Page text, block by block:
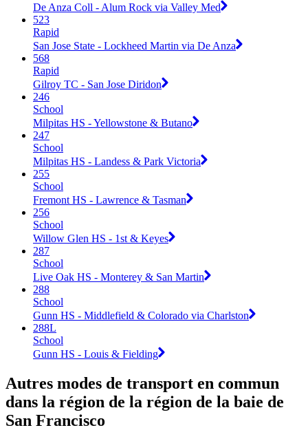
De Anza Coll - Alum Rock via Valley Med
523
Rapid
San Jose State - Lockheed Martin via De Anza
568
Rapid
Gilroy TC - San Jose Diridon
246
School
Milpitas HS - Yellowstone & Butano
247
School
Milpitas HS - Landess & Park Victoria
255
School
Fremont HS - Lawrence & Tasman
256
School
Willow Glen HS - 1st & Keyes
287
School
Live Oak HS - Monterey & San Martin
288
School
Gunn HS - Middlefield & Colorado via Charlston
288L
School
Gunn HS - Louis & Fielding
Autres modes de transport en commun
dans la région de la région de la baie de
San Francisco